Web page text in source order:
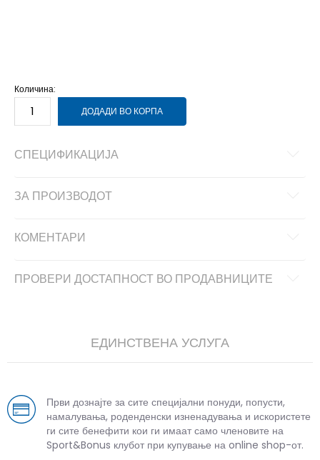
Количина:
ДОДАДИ ВО КОРПА
СПЕЦИФИКАЦИЈА
ЗА ПРОИЗВОДОТ
КОМЕНТАРИ
ПРОВЕРИ ДОСТАПНОСТ ВО ПРОДАВНИЦИТЕ
ЕДИНСТВЕНА УСЛУГА
Први дознајте за сите специјални понуди, попусти,
намалувања, роденденски изненадувања и искористете
ги сите бенефити кои ги имаат само членовите на
Sport&Bonus клубот при купување на online shop-от.